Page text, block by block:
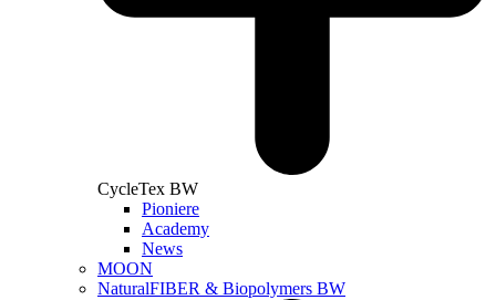
CycleTex BW
Pioniere
Academy
News
MOON
NaturalFIBER & Biopolymers BW